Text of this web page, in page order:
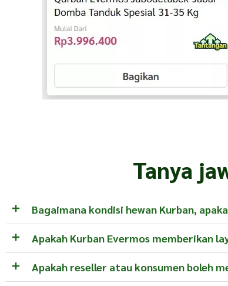
Tanya
Bagaimana kondisi hewan Kurban,
Apakah Kurban Evermos memberikan
Apakah reseller atau konsumen boleh